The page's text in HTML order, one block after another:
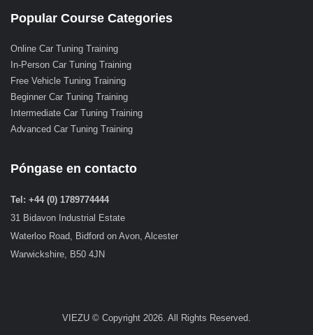
Popular Course Categories
Online Car Tuning Training
In-Person Car Tuning Training
Free Vehicle Tuning Training
Beginner Car Tuning Training
Intermediate Car Tuning Training
Advanced Car Tuning Training
Póngase en contacto
Tel: +44 (0) 1789774444
31 Bidavon Industrial Estate
Waterloo Road, Bidford on Avon, Alcester
Warwickshire, B50 4JN
VIEZU © Copyright 2026. All Rights Reserved.